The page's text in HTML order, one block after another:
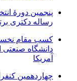
پنجمین دورۀ
رساله دکتری
کسب مقام
دانشگاه صنعتی
آمریکا
چهاردهمین